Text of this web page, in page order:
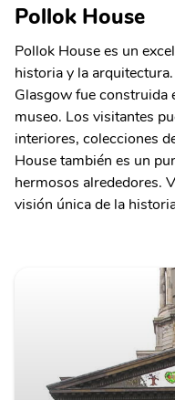
Pollok House
Pollok House es un
historia y la
Glasgow fue construida
museo. Los visitantes
interiores, colecciones
House también es un
hermosos alrededores.
visión única de la